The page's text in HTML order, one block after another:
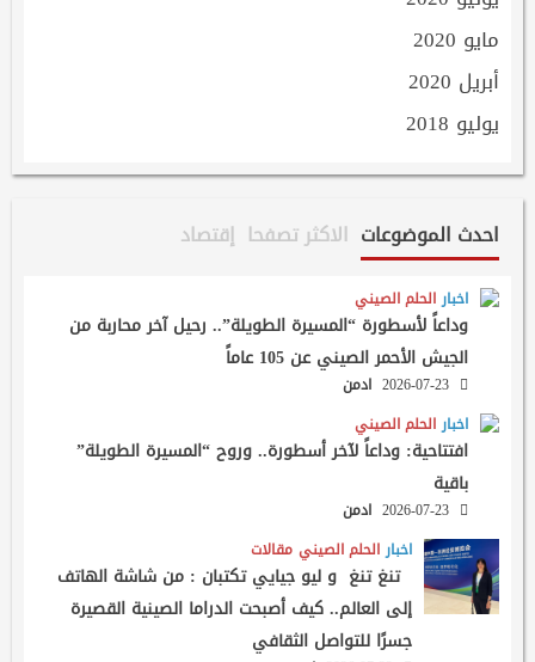
مايو 2020
أبريل 2020
يوليو 2018
احدث الموضوعات الاكثر تصفحا إقتصاد
اخبار الحلم الصيني
وداعاً لأسطورة “المسيرة الطويلة”.. رحيل آخر محاربة من
الجيش الأحمر الصيني عن 105 عاماً
ادمن
اخبار الحلم الصيني
افتتاحية: وداعاً لآخر أسطورة.. وروح “المسيرة الطويلة”
باقية
ادمن
اخبار الحلم الصيني مقالات
تنغ تنغ و ليو جيايي تكتبان : من شاشة الهاتف
إلى العالم.. كيف أصبحت الدراما الصينية القصيرة
جسرًا للتواصل الثقافي